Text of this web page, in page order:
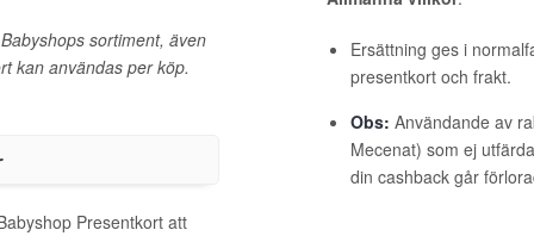
sortiment, även
kan användas per köp.
Presentkort att
Ersättning ges i
presentkort och frakt.
Obs: Användande av
Mecenat) som ej
din cashback går